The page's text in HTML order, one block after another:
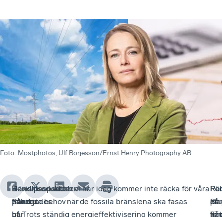
Foto: Mostphotos, Ulf Börjesson/Ernst Henry Photography AB
Revisionsperioden
påbörjades
i
Händelsen sätter
fokus
på
I
Sverige
har
Den elproduktion vi har idag kommer inte räcka för våra
framtida behov när de fossila bränslena ska fasas
ut. Trots ständig energieffektivisering kommer
en
För
på